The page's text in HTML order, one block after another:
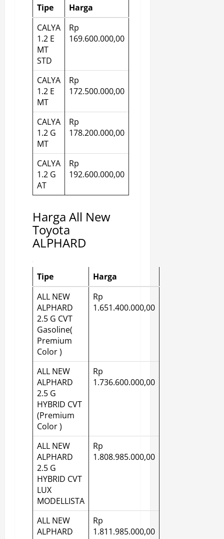
Tipe
Harga
CALYA
1.2 E
MT
STD
Rp
169.600.000,00
CALYA
1.2 E
MT
Rp
172.500.000,00
CALYA
1.2 G
MT
Rp
178.200.000,00
CALYA
1.2 G
AT
Rp
192.600.000,00
Harga All New
Toyota
ALPHARD
Tipe
Harga
ALL NEW
ALPHARD
2.5 G CVT
Gasoline(
Premium
Color )
Rp
1.651.400.000,00
ALL NEW
ALPHARD
2.5 G
HYBRID CVT
(Premium
Color )
Rp
1.736.600.000,00
ALL NEW
ALPHARD
2.5 G
HYBRID CVT
LUX
MODELLISTA
Rp
1.808.985.000,00
ALL NEW
ALPHARD
Rp
1.811.985.000,00